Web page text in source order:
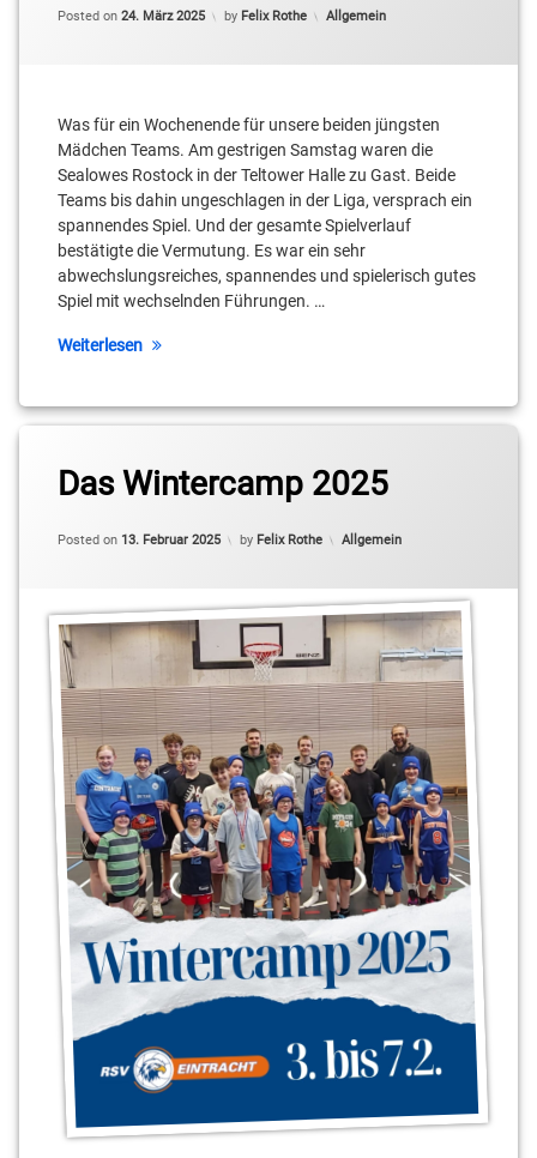
Posted on 24. März 2025 by Felix Rothe Categories:
Allgemein
Was für ein Wochenende für unsere beiden jüngsten
Mädchen Teams. Am gestrigen Samstag waren die
Sealowes Rostock in der Teltower Halle zu Gast. Beide
Teams bis dahin ungeschlagen in der Liga, versprach ein
spannendes Spiel. Und der gesamte Spielverlauf
bestätigte die Vermutung. Es war ein sehr
abwechslungsreiches, spannendes und spielerisch gutes
Spiel mit wechselnden Führungen. …
Weiterlesen
Das Wintercamp 2025
Posted on 13. Februar 2025
Updated on 25. März 2025
by Felix Rothe Categories:
Allgemein